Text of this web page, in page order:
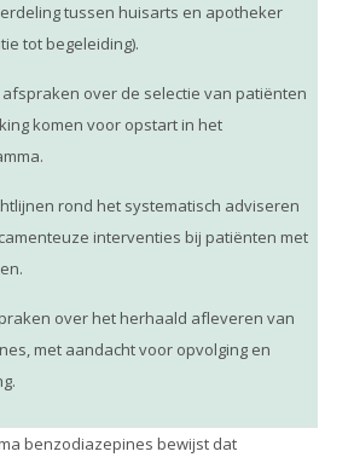
tussen huisarts en apotheker
tot begeleiding).
over de selectie van patiënten
komen voor opstart in het
rond het systematisch adviseren
interventies bij patiënten met
over het herhaald afleveren van
met aandacht voor opvolging en
benzodiazepines bewijst dat